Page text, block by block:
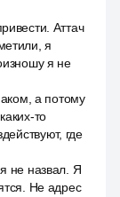
Аттач
я
я не
а потому
то
где
не назвал. Я
Не адрес